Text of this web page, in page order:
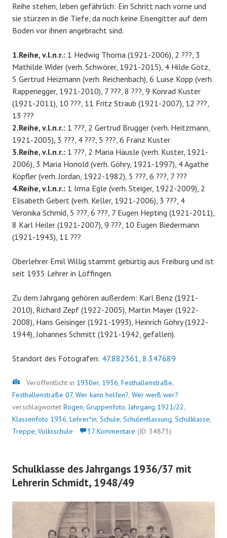
Reihe stehen, leben gefährlich: Ein Schritt nach vorne und
sie stürzen in die Tiefe, da noch keine Eisengitter auf dem
Boden vor ihnen angebracht sind.
1.Reihe, v.l.n.r.: 1 Hedwig Thoma (1921-2006), 2 ???, 3
Mathilde Wider (verh. Schwörer, 1921-2015), 4 Hilde Götz,
5 Gertrud Heizmann (verh. Reichenbach), 6 Luise Kopp (verh.
Rappenegger, 1921-2010), 7 ???, 8 ???, 9 Konrad Kuster
(1921-2011), 10 ???, 11 Fritz Straub (1921-2007), 12 ???,
13 ???
2.Reihe, v.l.n.r.: 1 ???, 2 Gertrud Brugger (verh. Heitzmann,
1921-2005), 3 ???, 4 ???, 5 ???, 6 Franz Kuster
3.Reihe, v.l.n.r.: 1 ???, 2 Maria Häusle (verh. Kuster, 1921-
2006), 3 Maria Honold (verh. Göhry, 1921-1997), 4 Agathe
Köpfler (verh. Jordan, 1922-1982), 5 ???, 6 ???, 7 ???
4.Reihe, v.l.n.r.: 1 Irma Egle (verh. Steiger, 1922-2009), 2
Elisabeth Gebert (verh. Keller, 1921-2006), 3 ???, 4
Veronika Schmid, 5 ???, 6 ???, 7 Eugen Hepting (1921-2011),
8 Karl Heiler (1921-2007), 9 ???, 10 Eugen Biedermann
(1921-1943), 11 ???
Oberlehrer Emil Willig stammt gebürtig aus Freiburg und ist
seit 1935 Lehrer in Löffingen.
Zu dem Jahrgang gehören außerdem: Karl Benz (1921-
2010), Richard Zepf (1922-2005), Martin Mayer (1922-
2008), Hans Geisinger (1921-1993), Heinrich Göhry (1922-
1944), Johannes Schmitt (1921-1942, gefallen).
Standort des Fotografen: 47.882361, 8.347689
Bild
Veröffentlicht in 1930er, 1936, Festhallenstraße,
Festhallenstraße 07, Wer kann helfen?, Wer weiß wer?
verschlagwortet Bogen, Gruppenfoto,Jahrgang 1921/22,
Klassenfoto 1936, Lehrer*in, Schule, Schulentlassung, Schulklasse,
Treppe, Volksschule 37 Kommentare (ID: 34873)
Schulklasse des Jahrgangs 1936/37 mit
Lehrerin Schmidt, 1948/49